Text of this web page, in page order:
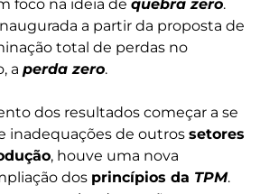
foco na ideia de quebra zero.
a partir da proposta de
total de perdas no
a perda zero.
dos resultados começar a se
inadequações de outros setores
, houve uma nova
dos princípios da TPM.